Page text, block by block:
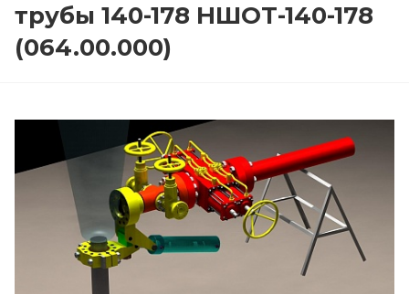
трубы 140-178 НШОТ-140-178
(064.00.000)